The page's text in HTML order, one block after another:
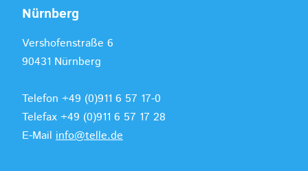
Nürnberg
Vershofenstraße 6
90431 Nürnberg
Telefon +49 (0)911 6 57 17-0
Telefax +49 (0)911 6 57 17 28
E-Mail info@telle.de